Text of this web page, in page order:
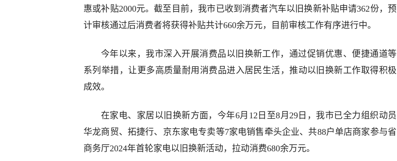
惠或补贴2000元。截至目前，我市已收到消费者汽车以旧换新补贴申请362份，预
计审核通过后消费者将获得补贴共计660余万元，目前审核工作有序进行中。
今年以来，我市深入开展消费品以旧换新工作，通过促销优惠、便捷通道等
系列举措，让更多高质量耐用消费品进入居民生活，推动以旧换新工作取得积极
成效。
在家电、家居以旧换新方面，今年6月12日至8月29日，我市已全力组织动员
华龙商贸、拓捷行、京东家电专卖等7家电销售牵头企业、共88户单店商家参与省
商务厅2024年首轮家电以旧换新活动，拉动消费680余万元。